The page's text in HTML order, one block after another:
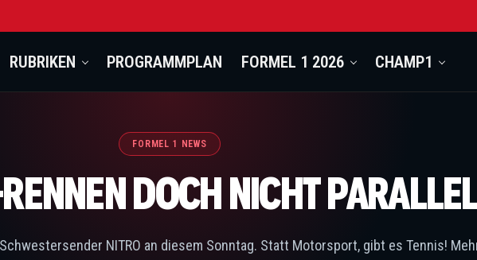
RUBRIKEN PROGRAMMPLAN FORMEL 1 2026 CHAMP1
FORMEL 1 NEWS
DOCH NICHT
NITRO an diesem Sonntag. Statt Motorsport, gibt es Tennis!